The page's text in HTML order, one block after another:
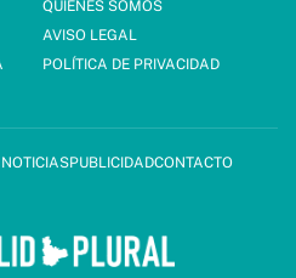
QUIÉNES SOMOS
AVISO LEGAL
POLÍTICA DE PRIVACIDAD
PUBLICIDADCONTACTO